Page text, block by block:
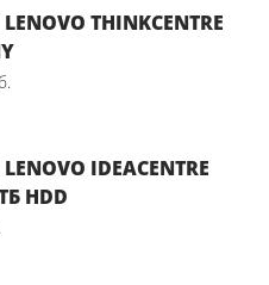
ТHINKCENTRЕ
IDEACENTRE
HDD